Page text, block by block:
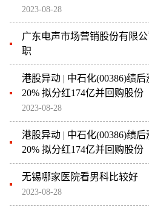
2023-08-28
广东电声市场营销股份有限
职
港股异动 | 中石化(00386)绩
20% 拟分红174亿并回购股份
2023-08-28
港股异动 | 中石化(00386)绩
20% 拟分红174亿并回购股份
无锡哪家医院看男科比较好
2023-08-28